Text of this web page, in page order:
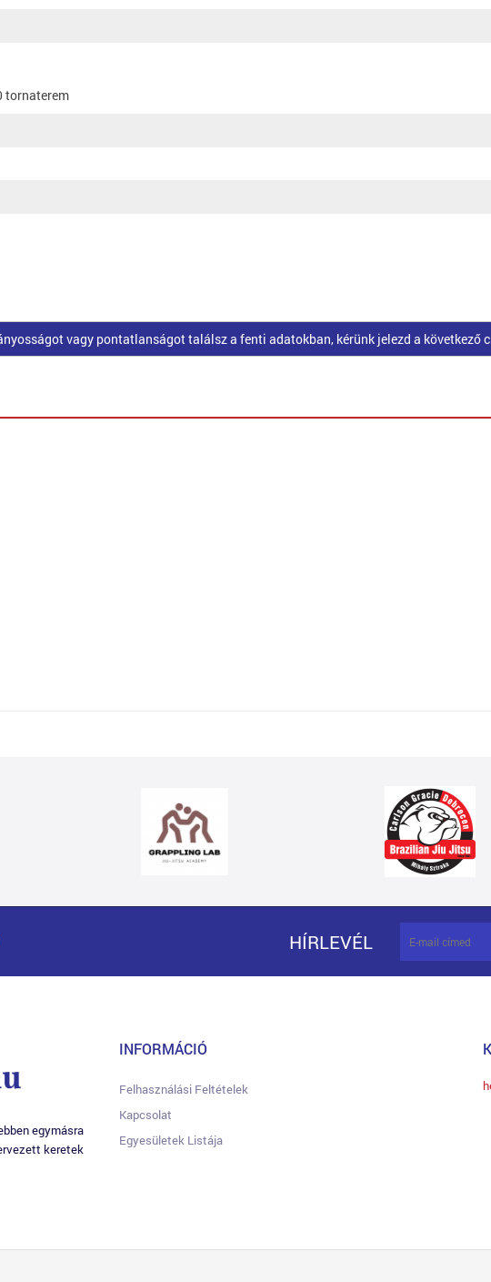
tornaterem
vagy pontatlanságot találsz a fenti adatokban, kérünk jelezd a következő
HÍRLEVÉL
egymásra
keretek
INFORMÁCIÓ
Felhasználási Feltételek
Kapcsolat
Egyesületek Listája